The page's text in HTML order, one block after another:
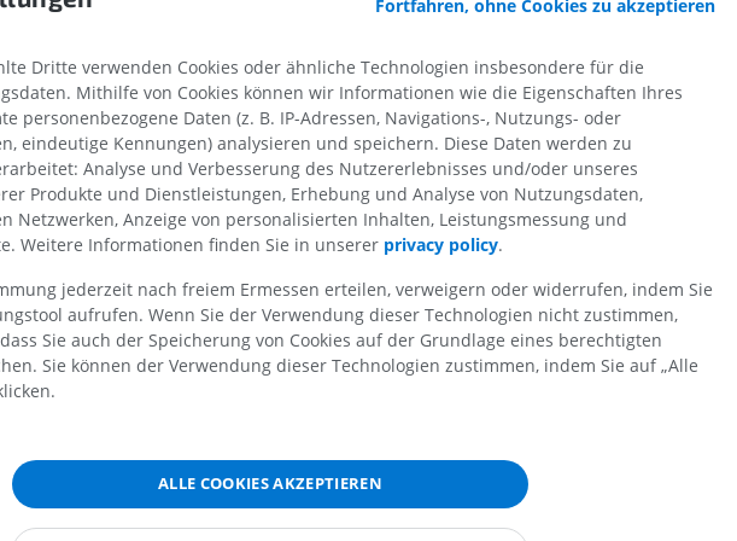
MRT der Schulter
MRT
PREMIUM
MRT des Handgelenks
MRT
PREMIUM
MRT des Ellenbogens
MRT
PREMIUM
PREMIUM
PREMIUM
Röntgenaufnahme der
unteren Extremität
Röntgenbilder
KOSTENLOS
MRT der unteren Extremität
MRT
PREMIUM
Hüft-MRT
MRT
PREMIUM
MRT
Fortfahren, ohne Cookies zu akzeptieren
Dritte verwenden Cookies oder ähnliche Technologien insbesondere für die
Mithilfe von Cookies können wir Informationen wie die Eigenschaften Ihres
personenbezogene Daten (z. B. IP-Adressen, Navigations-, Nutzungs- oder
eindeutige Kennungen) analysieren und speichern. Diese Daten werden zu
Analyse und Verbesserung des Nutzererlebnisses und/oder unseres
Produkte und Dienstleistungen, Erhebung und Analyse von Nutzungsdaten,
Netzwerken, Anzeige von personalisierten Inhalten, Leistungsmessung und
Weitere Informationen finden Sie in unserer privacy policy.
jederzeit nach freiem Ermessen erteilen, verweigern oder widerrufen, indem Sie
aufrufen. Wenn Sie der Verwendung dieser Technologien nicht zustimmen,
Sie auch der Speicherung von Cookies auf der Grundlage eines berechtigten
Sie können der Verwendung dieser Technologien zustimmen, indem Sie auf „Alle
ALLE COOKIES AKZEPTIEREN